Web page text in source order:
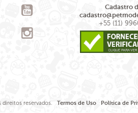
Cadastro
+55 (11)
direitos reservados. Termos de Uso Política de